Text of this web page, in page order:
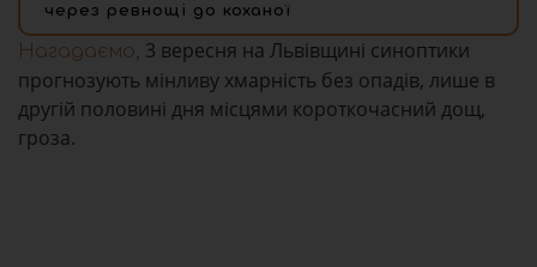
через ревнощі до коханої
Нагадаємо, 3 вересня на Львівщині синоптики
прогнозують мінливу хмарність без опадів, лише в
другій половині дня місцями короткочасний дощ,
гроза.